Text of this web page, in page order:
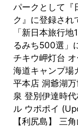
パークとして『
ク』に登録され
「新日本旅行
るみち500選」
チキウ岬灯台
海道キャンプ場
平本店 洞爺湖
泉 登別伊達時
ル ウポポイ
【利尻島】 三